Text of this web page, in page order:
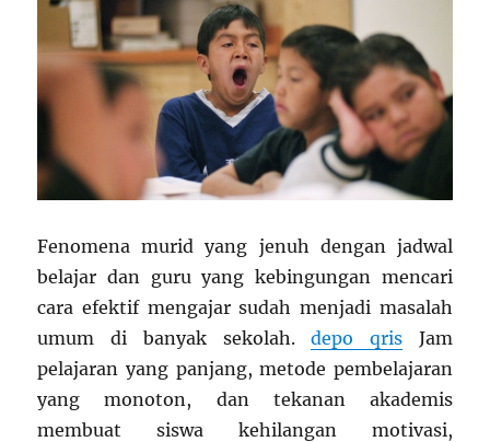
Fenomena murid yang jenuh dengan jadwal
belajar dan guru yang kebingungan mencari
cara efektif mengajar sudah menjadi masalah
umum di banyak sekolah.depo qrisJam
pelajaran yang panjang, metode pembelajaran
yang monoton, dan tekanan akademis
membuat siswa kehilangan motivasi,